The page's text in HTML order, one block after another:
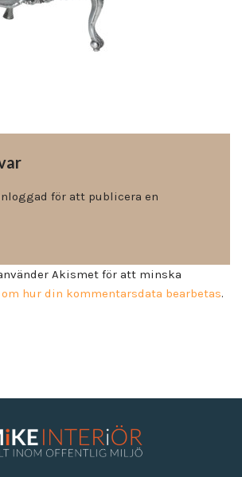
för att publicera en
Akismet för att minska
hur din kommentarsdata bearbetas.